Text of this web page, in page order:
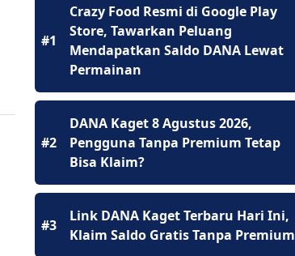
#1
Crazy Food Resmi di Google Play
Store, Tawarkan Peluang
Mendapatkan Saldo DANA Lewat
Permainan
#2
DANA Kaget 8 Agustus 2026,
Pengguna Tanpa Premium Tetap
Bisa Klaim?
#3
Link DANA Kaget Terbaru Hari Ini,
Klaim Saldo Gratis Tanpa Premium